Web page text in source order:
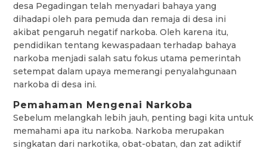
desa Pegadingan telah menyadari bahaya yang
dihadapi oleh para pemuda dan remaja di desa ini
akibat pengaruh negatif narkoba. Oleh karena itu,
pendidikan tentang kewaspadaan terhadap bahaya
narkoba menjadi salah satu fokus utama pemerintah
setempat dalam upaya memerangi penyalahgunaan
narkoba di desa ini.
Pemahaman Mengenai Narkoba
Sebelum melangkah lebih jauh, penting bagi kita untuk
memahami apa itu narkoba. Narkoba merupakan
singkatan dari narkotika, obat-obatan, dan zat adiktif